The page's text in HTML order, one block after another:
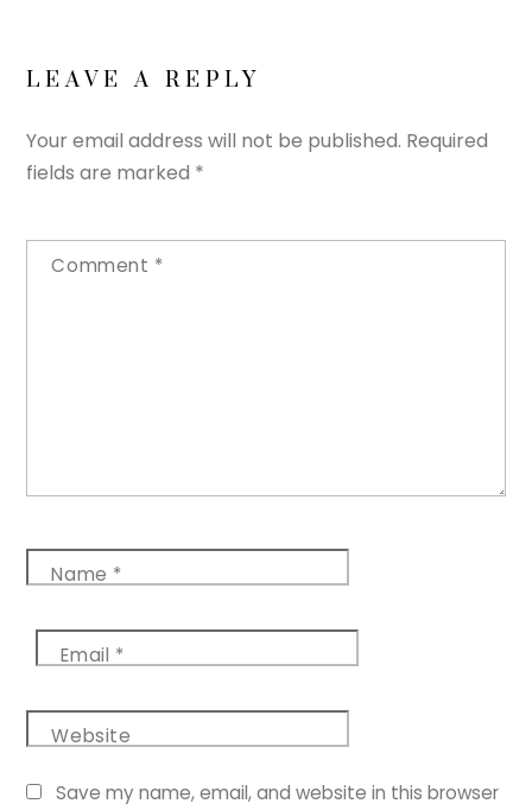
LEAVE A REPLY
Your email address will not be published. Required
fields are marked *
Comment *
Name *
Email *
Website
Save my name, email, and website in this browser